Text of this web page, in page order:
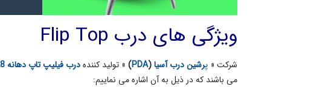
ویژگی های درب Flip Top
شرکت « پرشین درب آسیا(
PDA
) » تولید کنندهدرب فیلیپ تاپ دهانه 28
می باشند که در ذیل به آن اشاره می نماییم: